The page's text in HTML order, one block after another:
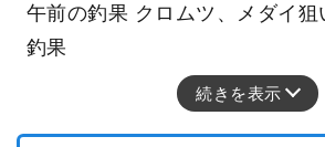
午前の釣果 クロムツ、メダイ
釣果
続きを表示